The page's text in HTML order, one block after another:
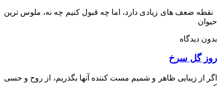
ضعف های زیادی دارد، اما چه قبول کنیم چه نه، ملوس ترین
دیدگاه
گل سرخ
از زیبایی ظاهر و شمیم مست کننده آنها بگذریم، از روح و حسی